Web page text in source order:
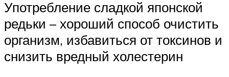
Употребление сладкой японской
редьки – хороший способ очистить
организм, избавиться от токсинов и
снизить вредный холестерин